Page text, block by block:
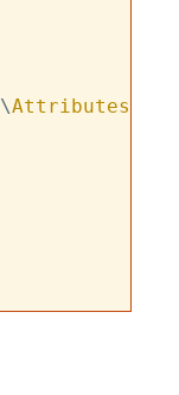
\Attributes